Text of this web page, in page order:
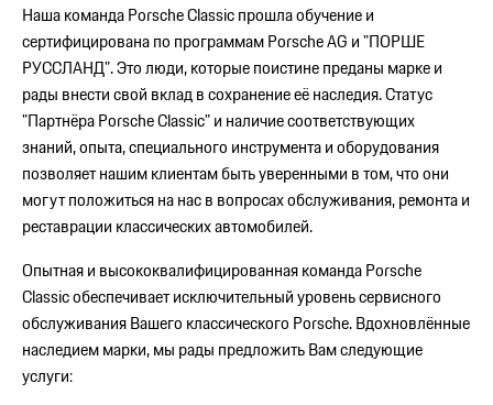
Наша команда Porsche Classic прошла обучение и
сертифицирована по программам Porsche AG и "ПОРШЕ
РУССЛАНД". Это люди, которые поистине преданы марке и
рады внести свой вклад в сохранение её наследия. Статус
"Партнёра Porsche Classic" и наличие соответствующих
знаний, опыта, специального инструмента и оборудования
позволяет нашим клиентам быть уверенными в том, что они
могут положиться на нас в вопросах обслуживания, ремонта и
реставрации классических автомобилей.
Опытная и высококвалифицированная команда Porsche
Classic обеспечивает исключительный уровень сервисного
обслуживания Вашего классического Porsche. Вдохновлённые
наследием марки, мы рады предложить Вам следующие
услуги: